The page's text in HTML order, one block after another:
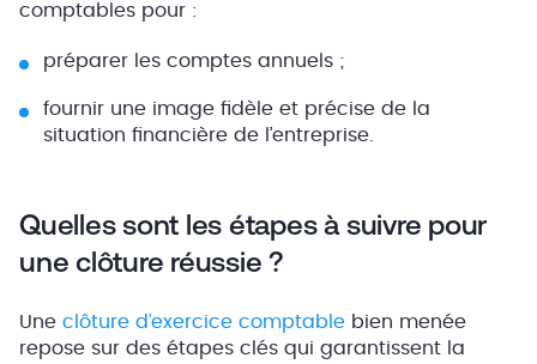
comptables pour :
préparer les comptes annuels ;
fournir une image fidèle et précise de la
situation financière de l’entreprise.
Quelles sont les étapes à suivre pour
une clôture réussie ?
Une clôture d’exercice comptable bien menée
repose sur des étapes clés qui garantissent la